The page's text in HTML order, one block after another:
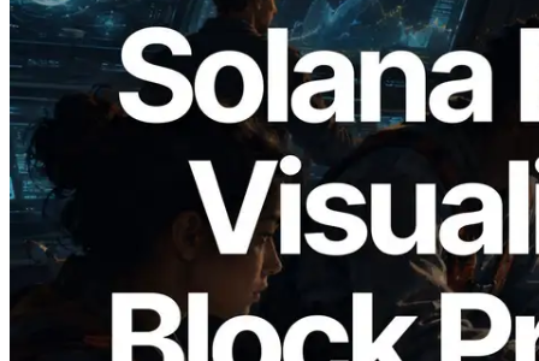
2026.05.24
Validators Solutions veröffentlicht Solana
Block Analyzer – Visualisierung der
Blockproduktionszeit pro Slot und der
zugewiesenen Validatoren
Lesen Sie diesen Artikel